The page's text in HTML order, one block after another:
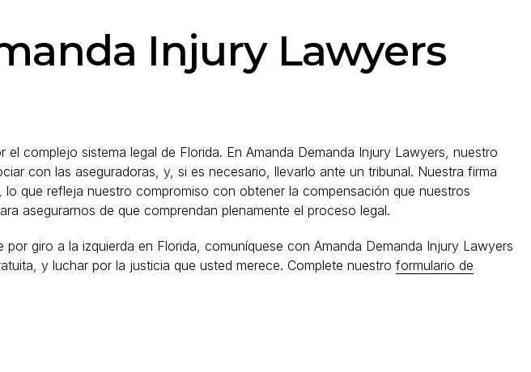
Injury Lawyers
complejo sistema legal de Florida. En Amanda Demanda Injury Lawyers, nuestro
con las aseguradoras, y, si es necesario, llevarlo ante un tribunal. Nuestra firma
que refleja nuestro compromiso con obtener la compensación que nuestros
asegurarnos de que comprendan plenamente el proceso legal.
giro a la izquierda en Florida, comuníquese con Amanda Demanda Injury Lawyers
y luchar por la justicia que usted merece. Complete nuestro formulario de